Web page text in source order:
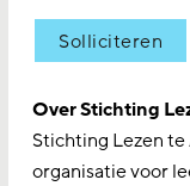
Solliciteren
Over Stichting
Stichting Lezen
organisatie voor